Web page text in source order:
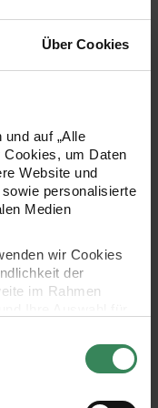
Über Cookies
auf „Alle
um Daten
Website und
personalisierte
Medien
wir Cookies
der
im Rahmen
jederzeit über den
der Seite
für Resin